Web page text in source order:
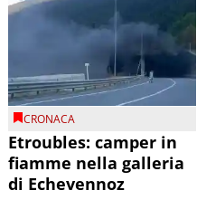
CRONACA
Etroubles: camper in
fiamme nella galleria
di Echevennoz